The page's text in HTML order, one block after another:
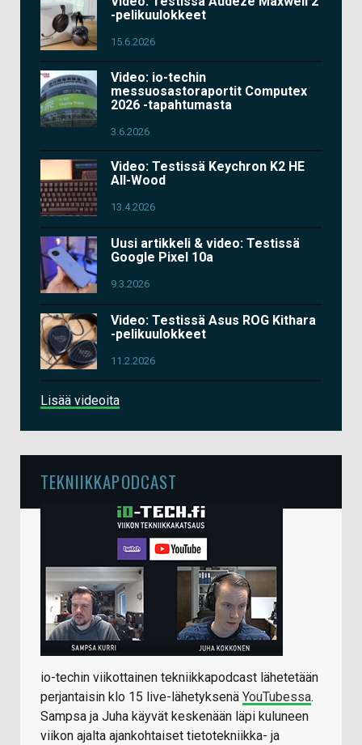
-pelikuulokkeet
15.6.2026
Video: io-techin
messuosastoraportit Computex
2026 -tapahtumasta
3.6.2026
Video: Testissä Keychron K2 HE
All-Wood
13.4.2026
Uusi artikkeli & video: Testissä
Google Pixel 10a
9.3.2026
Video: Testissä Asus ROG Kithara
-pelikuulokkeet
11.2.2026
Lisää videoita
TEKNIIKKAPODCAST
io-techin viikottainen tekniikkapodcast lähetetään
perjantaisin klo 15 live-lähetyksenä YouTubessa.
Sampsa ja Juha käyvät keskenään läpi kuluneen
viikon ajalta ajankohtaiset tietotekniikka- ja